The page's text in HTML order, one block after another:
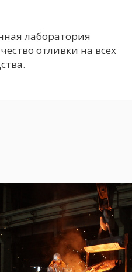
лаборатория
отливки на всех